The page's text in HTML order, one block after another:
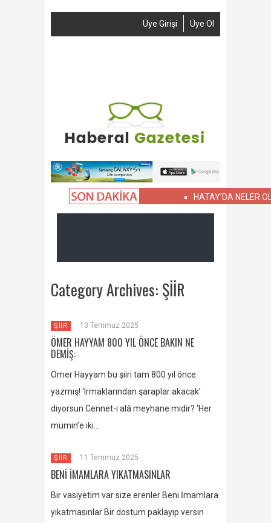
Üye Girişi Üye Ol
HATAY’DA NELER
Category Archives: ŞİİR
ŞİİR 13 Temmuz 2025
ÖMER HAYYAM 800 YIL ÖNCE BAKIN NE
DEMİŞ:
Ömer Hayyam bu şiiri tam 800 yıl önce
yazmış! ‘Irmaklarından şaraplar akacak’
diyorsun Cennet-i alâ meyhane midir? ‘Her
mümin’e iki…
ŞİİR 11 Temmuz 2025
BENİ İMAMLARA YIKATMASINLAR
Bir vasiyetim var size erenler Beni İmamlara
yıkatmasınlar Bir dostum paklayıp versin